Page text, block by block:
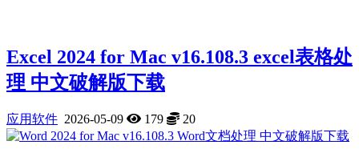
Excel 2024 for Mac v16.108.3 excel表格处
理 中文破解版下载
应用软件 2026-05-09 179 20